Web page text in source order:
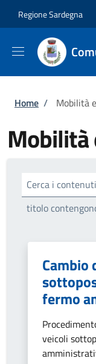
Regione Sardegna
Briciole
Home / Mobilità
Cerca i
titolo
Cambio
fermo
veicoli